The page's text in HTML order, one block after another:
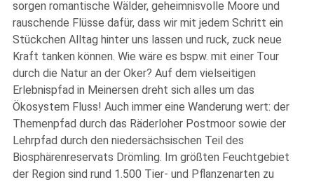
sorgen romantische Wälder, geheimnisvolle Moore und
rauschende Flüsse dafür, dass wir mit jedem Schritt ein
Stückchen Alltag hinter uns lassen und ruck, zuck neue
Kraft tanken können. Wie wäre es bspw. mit einer Tour
durch die Natur an der Oker? Auf dem vielseitigen
Erlebnispfad in Meinersen dreht sich alles um das
Ökosystem Fluss! Auch immer eine Wanderung wert: der
Themenpfad durch das Räderloher Postmoor sowie der
Lehrpfad durch den niedersächsischen Teil des
Biosphärenreservats Drömling. Im größten Feuchtgebiet
der Region sind rund 1.500 Tier- und Pflanzenarten zu